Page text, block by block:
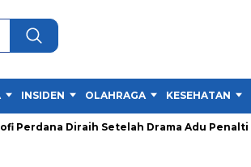
INSIDEN OLAHRAGA KESEHATAN
Diraih Setelah Drama Adu Penalti